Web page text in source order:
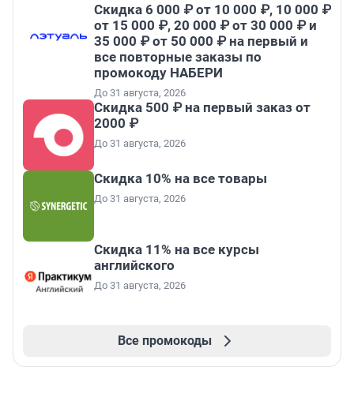
Скидка 6 000 ₽ от 10 000 ₽, 10 000 ₽
от 15 000 ₽, 20 000 ₽ от 30 000 ₽ и
35 000 ₽ от 50 000 ₽ на первый и
все повторные заказы по
промокоду НАБЕРИ
До 31 августа, 2026
Скидка 500 ₽ на первый заказ от
2000 ₽
До 31 августа, 2026
Скидка 10% на все товары
До 31 августа, 2026
Скидка 11% на все курсы
английского
До 31 августа, 2026
Все промокоды